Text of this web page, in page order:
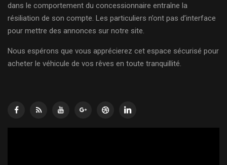
dans le comportement du concessionnaire entraîne la
résiliation de son compte. Les particuliers n’ont pas d’interface
pour mettre des annonces sur notre site.
Nous espérons que vous apprécierez cet espace sécurisé pour
acheter le véhicule de vos rêves en toute tranquillité.